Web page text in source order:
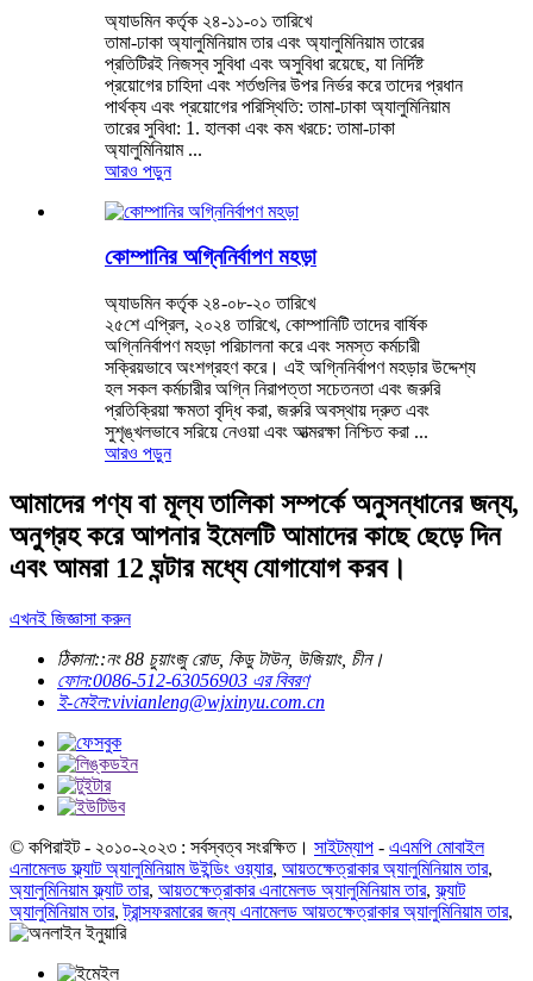
অ্যাডমিন কর্তৃক ২৪-১১-০১ তারিখে
তামা-ঢাকা অ্যালুমিনিয়াম তার এবং অ্যালুমিনিয়াম তারের
প্রতিটিরই নিজস্ব সুবিধা এবং অসুবিধা রয়েছে, যা নির্দিষ্ট
প্রয়োগের চাহিদা এবং শর্তগুলির উপর নির্ভর করে তাদের প্রধান
পার্থক্য এবং প্রয়োগের পরিস্থিতি: তামা-ঢাকা অ্যালুমিনিয়াম
তারের সুবিধা: 1. হালকা এবং কম খরচে: তামা-ঢাকা
অ্যালুমিনিয়াম ...
আরও পড়ুন
কোম্পানির অগ্নিনির্বাপণ মহড়া
অ্যাডমিন কর্তৃক ২৪-০৮-২০ তারিখে
২৫শে এপ্রিল, ২০২৪ তারিখে, কোম্পানিটি তাদের বার্ষিক
অগ্নিনির্বাপণ মহড়া পরিচালনা করে এবং সমস্ত কর্মচারী
সক্রিয়ভাবে অংশগ্রহণ করে। এই অগ্নিনির্বাপণ মহড়ার উদ্দেশ্য
হল সকল কর্মচারীর অগ্নি নিরাপত্তা সচেতনতা এবং জরুরি
প্রতিক্রিয়া ক্ষমতা বৃদ্ধি করা, জরুরি অবস্থায় দ্রুত এবং
সুশৃঙ্খলভাবে সরিয়ে নেওয়া এবং আত্মরক্ষা নিশ্চিত করা ...
আরও পড়ুন
আমাদের পণ্য বা মূল্য তালিকা সম্পর্কে অনুসন্ধানের জন্য,
অনুগ্রহ করে আপনার ইমেলটি আমাদের কাছে ছেড়ে দিন
এবং আমরা 12 ঘন্টার মধ্যে যোগাযোগ করব।
এখনই জিজ্ঞাসা করুন
ঠিকানা::নং 88 চুয়াংজু রোড, কিডু টাউন, উজিয়াং, চীন।
ফোন:0086-512-63056903 এর বিবরণ
ই-মেইল:vivianleng@wjxinyu.com.cn
© কপিরাইট - ২০১০-২০২৩ : সর্বস্বত্ব সংরক্ষিত। সাইটম্যাপ - এএমপি মোবাইল
এনামেলড ফ্ল্যাট অ্যালুমিনিয়াম উইন্ডিং ওয়্যার, আয়তক্ষেত্রাকার অ্যালুমিনিয়াম তার,
অ্যালুমিনিয়াম ফ্ল্যাট তার, আয়তক্ষেত্রাকার এনামেলড অ্যালুমিনিয়াম তার,ফ্ল্যাট
অ্যালুমিনিয়াম তার,ট্রান্সফরমারের জন্য এনামেলড আয়তক্ষেত্রাকার অ্যালুমিনিয়াম তার,